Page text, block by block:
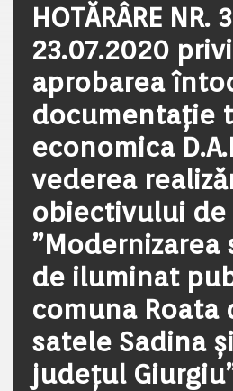
HOTĂRÂRE NR.
23.07.2020
aprobarea
documentaţie
economica
vederea
obiectivului
de iluminat
comuna Roata
satele Sadina
județul